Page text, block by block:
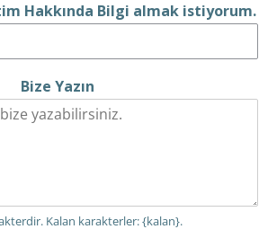
Hakkında Bilgi almak istiyorum.
Bize Yazın
Kalan karakterler: {kalan}.